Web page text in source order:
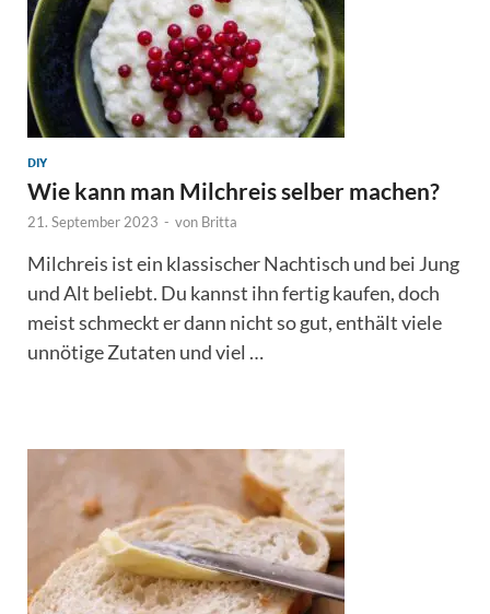
DIY
Wie kann man Milchreis selber machen?
21. September 2023 - von Britta
Milchreis ist ein klassischer Nachtisch und bei Jung
und Alt beliebt. Du kannst ihn fertig kaufen, doch
meist schmeckt er dann nicht so gut, enthält viele
unnötige Zutaten und viel …